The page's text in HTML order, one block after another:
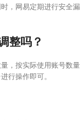
，网易定期进行安全漏
整吗？
，按实际使用账号数量
行操作即可。